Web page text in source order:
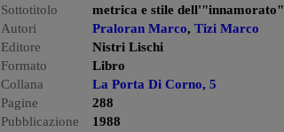
Sottotitolo
metrica e stile dell'"innamorato"
Autori
Praloran Marco, Tizi Marco
Editore
Nistri Lischi
Formato
Libro
Collana
La Porta Di Corno, 5
Pagine
288
Pubblicazione
1988